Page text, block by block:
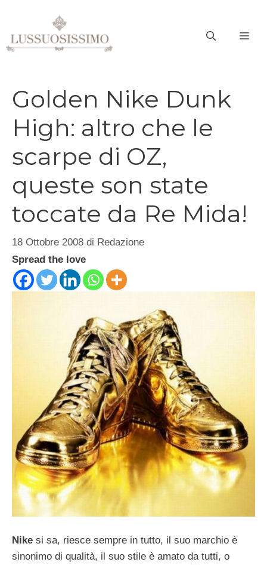
contenuto
Golden Nike Dunk
High: altro che le
scarpe di OZ,
queste son state
toccate da Re Mida!
18 Ottobre 2008 di Redazione
Spread the love
Nike si sa, riesce sempre in tutto, il suo marchio è
sinonimo di qualità, il suo stile è amato da tutti, o